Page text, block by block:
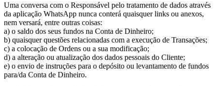
Uma conversa com o Responsável pelo tratamento de dados através
da aplicação WhatsApp nunca conterá quaisquer links ou anexos,
nem versará, entre outras coisas:
a) o saldo dos seus fundos na Conta de Dinheiro;
b) quaisquer questões relacionadas com a execução de Transações;
c) a colocação de Ordens ou a sua modificação;
d) a alteração ou atualização dos dados pessoais do Cliente;
e) o envio de instruções para o depósito ou levantamento de fundos
para/da Conta de Dinheiro.